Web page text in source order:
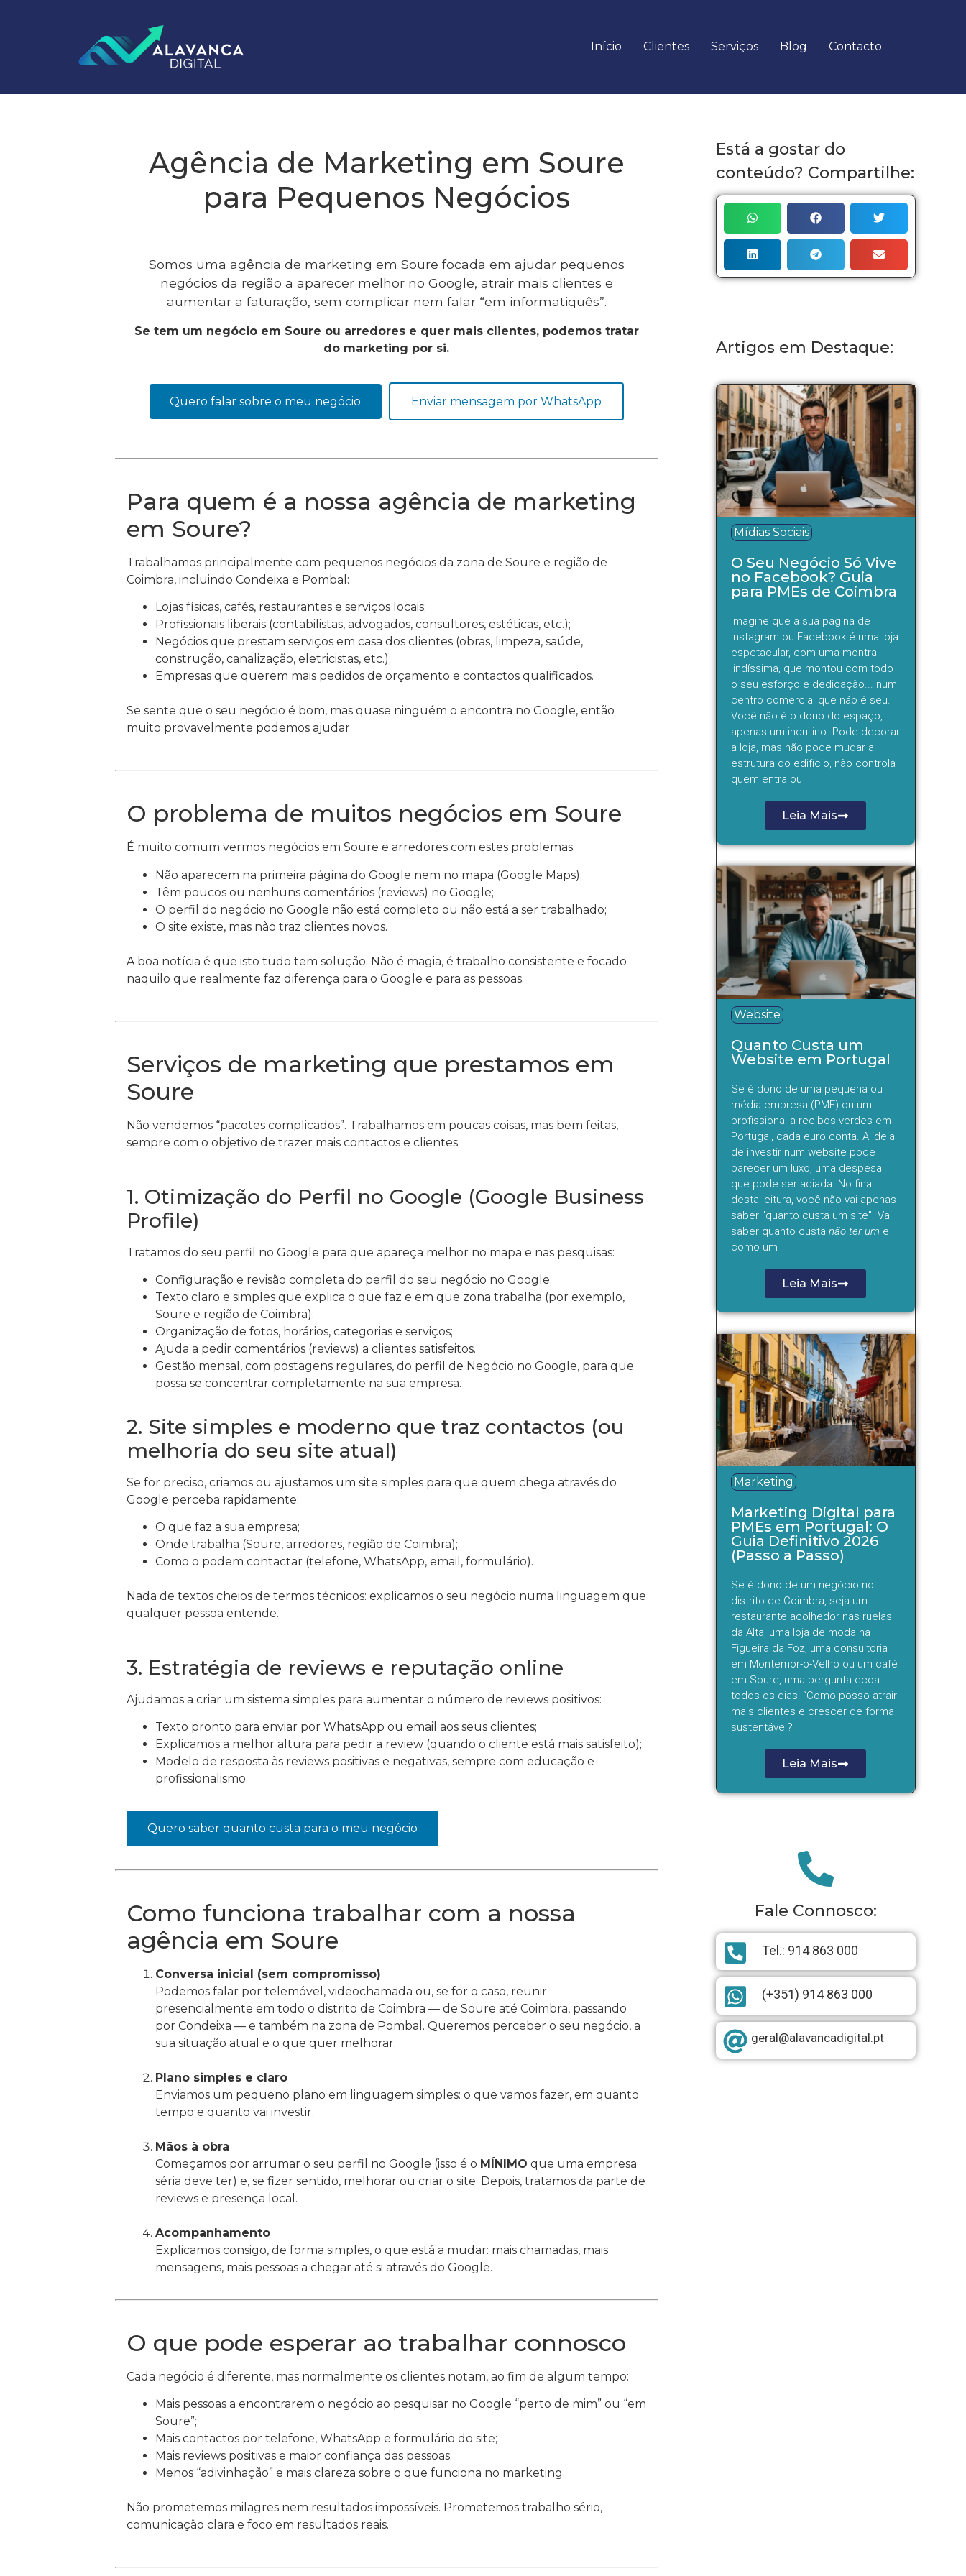
Início Clientes Serviços Blog Contacto
Agência de Marketing em Soure
para Pequenos Negócios
Somos uma agência de marketing em Soure focada em ajudar pequenos
negócios da região a aparecer melhor no Google, atrair mais clientes e
aumentar a faturação, sem complicar nem falar “em informatiquês”.
Se tem um negócio em Soure ou arredores e quer mais clientes, podemos tratar
do marketing por si.
Quero falar sobre o meu negócio Enviar mensagem por WhatsApp
Para quem é a nossa agência de marketing
em Soure?
Trabalhamos principalmente com pequenos negócios da zona de Soure e região de
Coimbra, incluindo Condeixa e Pombal:
Lojas físicas, cafés, restaurantes e serviços locais;
Profissionais liberais (contabilistas, advogados, consultores, estéticas, etc.);
Negócios que prestam serviços em casa dos clientes (obras, limpeza, saúde,
construção, canalização, eletricistas, etc.);
Empresas que querem mais pedidos de orçamento e contactos qualificados.
Se sente que o seu negócio é bom, mas quase ninguém o encontra no Google, então
muito provavelmente podemos ajudar.
O problema de muitos negócios em Soure
É muito comum vermos negócios em Soure e arredores com estes problemas:
Não aparecem na primeira página do Google nem no mapa (Google Maps);
Têm poucos ou nenhuns comentários (reviews) no Google;
O perfil do negócio no Google não está completo ou não está a ser trabalhado;
O site existe, mas não traz clientes novos.
A boa notícia é que isto tudo tem solução. Não é magia, é trabalho consistente e focado
naquilo que realmente faz diferença para o Google e para as pessoas.
Serviços de marketing que prestamos em
Soure
Não vendemos “pacotes complicados”. Trabalhamos em poucas coisas, mas bem feitas,
sempre com o objetivo de trazer mais contactos e clientes.
1. Otimização do Perfil no Google (Google Business
Profile)
Tratamos do seu perfil no Google para que apareça melhor no mapa e nas pesquisas:
Configuração e revisão completa do perfil do seu negócio no Google;
Texto claro e simples que explica o que faz e em que zona trabalha (por exemplo,
Soure e região de Coimbra);
Organização de fotos, horários, categorias e serviços;
Ajuda a pedir comentários (reviews) a clientes satisfeitos.
Gestão mensal, com postagens regulares, do perfil de Negócio no Google, para que
possa se concentrar completamente na sua empresa.
2. Site simples e moderno que traz contactos (ou
melhoria do seu site atual)
Se for preciso, criamos ou ajustamos um site simples para que quem chega através do
Google perceba rapidamente:
O que faz a sua empresa;
Onde trabalha (Soure, arredores, região de Coimbra);
Como o podem contactar (telefone, WhatsApp, email, formulário).
Nada de textos cheios de termos técnicos: explicamos o seu negócio numa linguagem que
qualquer pessoa entende.
3. Estratégia de reviews e reputação online
Ajudamos a criar um sistema simples para aumentar o número de reviews positivos:
Texto pronto para enviar por WhatsApp ou email aos seus clientes;
Explicamos a melhor altura para pedir a review (quando o cliente está mais satisfeito);
Modelo de resposta às reviews positivas e negativas, sempre com educação e
profissionalismo.
Quero saber quanto custa para o meu negócio
Como funciona trabalhar com a nossa
agência em Soure
Conversa inicial (sem compromisso)
Podemos falar por telemóvel, videochamada ou, se for o caso, reunir
presencialmente em todo o distrito de Coimbra — de Soure até Coimbra, passando
por Condeixa — e também na zona de Pombal. Queremos perceber o seu negócio, a
sua situação atual e o que quer melhorar.
Plano simples e claro
Enviamos um pequeno plano em linguagem simples: o que vamos fazer, em quanto
tempo e quanto vai investir.
Mãos à obra
Começamos por arrumar o seu perfil no Google (isso é o MÍNIMO que uma empresa
séria deve ter) e, se fizer sentido, melhorar ou criar o site. Depois, tratamos da parte de
reviews e presença local.
Acompanhamento
Explicamos consigo, de forma simples, o que está a mudar: mais chamadas, mais
mensagens, mais pessoas a chegar até si através do Google.
O que pode esperar ao trabalhar connosco
Cada negócio é diferente, mas normalmente os clientes notam, ao fim de algum tempo:
Mais pessoas a encontrarem o negócio ao pesquisar no Google “perto de mim” ou “em
Soure”;
Mais contactos por telefone, WhatsApp e formulário do site;
Mais reviews positivas e maior confiança das pessoas;
Menos “adivinhação” e mais clareza sobre o que funciona no marketing.
Não prometemos milagres nem resultados impossíveis. Prometemos trabalho sério,
comunicação clara e foco em resultados reais.
Está a gostar do
conteúdo? Compartilhe:
Artigos em Destaque:
Mídias Sociais
O Seu Negócio Só Vive
no Facebook? Guia
para PMEs de Coimbra
Imagine que a sua página de
Instagram ou Facebook é uma loja
espetacular, com uma montra
lindíssima, que montou com todo
o seu esforço e dedicação... num
centro comercial que não é seu.
Você não é o dono do espaço,
apenas um inquilino. Pode decorar
a loja, mas não pode mudar a
estrutura do edifício, não controla
quem entra ou
Leia Mais
Website
Quanto Custa um
Website em Portugal
Se é dono de uma pequena ou
média empresa (PME) ou um
profissional a recibos verdes em
Portugal, cada euro conta. A ideia
de investir num website pode
parecer um luxo, uma despesa
que pode ser adiada. No final
desta leitura, você não vai apenas
saber "quanto custa um site". Vai
saber quanto custa não ter um e
como um
Leia Mais
Marketing
Marketing Digital para
PMEs em Portugal: O
Guia Definitivo 2026
(Passo a Passo)
Se é dono de um negócio no
distrito de Coimbra, seja um
restaurante acolhedor nas ruelas
da Alta, uma loja de moda na
Figueira da Foz, uma consultoria
em Montemor-o-Velho ou um café
em Soure, uma pergunta ecoa
todos os dias: “Como posso atrair
mais clientes e crescer de forma
sustentável?
Leia Mais
Fale Connosco:
Tel.: 914 863 000
(+351) 914 863 000
geral@alavancadigital.pt